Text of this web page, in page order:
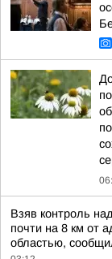
Взяв контроль
почти на 8 км от
областью,